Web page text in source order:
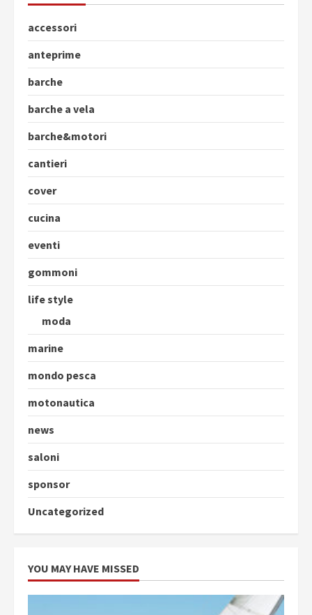
accessori
anteprime
barche
barche a vela
barche&motori
cantieri
cover
cucina
eventi
gommoni
life style
moda
marine
mondo pesca
motonautica
news
saloni
sponsor
Uncategorized
YOU MAY HAVE MISSED